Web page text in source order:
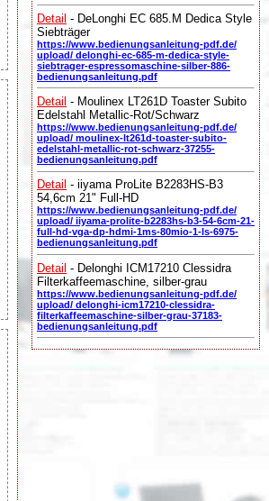
Detail - DeLonghi EC 685.M Dedica Style
Siebträger
https://www.bedienungsanleitung-pdf.de/
upload/ delonghi-ec-685-m-dedica-style-
siebtrager-espressomaschine-silber-886-
bedienungsanleitung.pdf
Detail - Moulinex LT261D Toaster Subito
Edelstahl Metallic-Rot/Schwarz
https://www.bedienungsanleitung-pdf.de/
upload/ moulinex-lt261d-toaster-subito-
edelstahl-metallic-rot-schwarz-37255-
bedienungsanleitung.pdf
Detail - iiyama ProLite B2283HS-B3
54,6cm 21" Full-HD
https://www.bedienungsanleitung-pdf.de/
upload/ iiyama-prolite-b2283hs-b3-54-6cm-21-
full-hd-vga-dp-hdmi-1ms-80mio-1-ls-6975-
bedienungsanleitung.pdf
Detail - Delonghi ICM17210 Clessidra
Filterkaffeemaschine, silber-grau
https://www.bedienungsanleitung-pdf.de/
upload/ delonghi-icm17210-clessidra-
filterkaffeemaschine-silber-grau-37183-
bedienungsanleitung.pdf